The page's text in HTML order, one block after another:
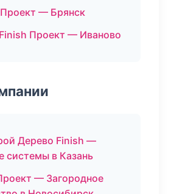
— Брянск
Проект — Иваново
Дерево Finish —
системы в Казань
— Загородное